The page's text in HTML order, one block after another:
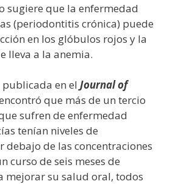
sugiere que la enfermedad
(periodontitis crónica) puede
en los glóbulos rojos y la
lleva a la anemia.
publicada en el Journal of
que más de un tercio
sufren de enfermedad
tenían niveles de
debajo de las concentraciones
curso de seis meses de
mejorar su salud oral, todos